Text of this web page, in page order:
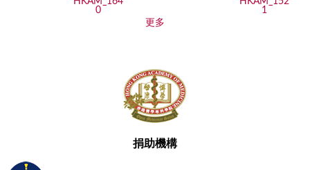
更多
捐助機構